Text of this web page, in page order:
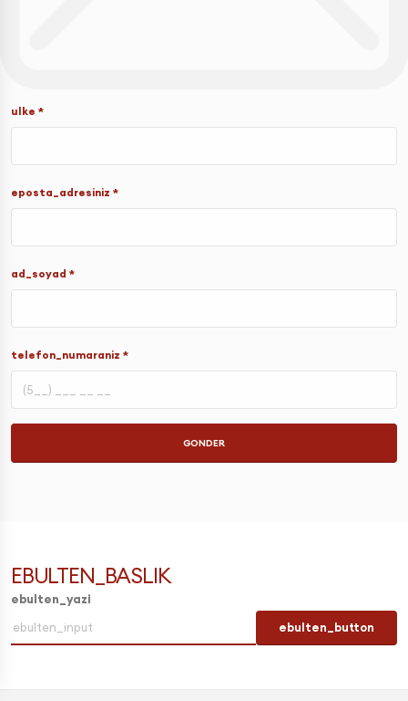
ulke *
eposta_adresiniz *
ad_soyad *
telefon_numaraniz *
GONDER
EBULTEN_BASLIK
ebulten_yazi
ebulten_button